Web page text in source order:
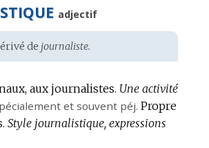
adjectif
de journaliste.
aux journalistes. Une activité
et souvent péj. Propre
Style journalistique, expressions